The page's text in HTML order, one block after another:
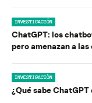
INVESTIGACIÓN
ChatGPT: los
pero amenazan a las
INVESTIGACIÓN
¿Qué sabe ChatGPT